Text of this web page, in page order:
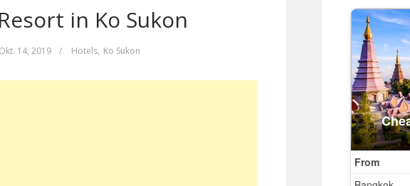
in Ko Sukon
Okt. 14, 2019 / Hotels, Ko Sukon